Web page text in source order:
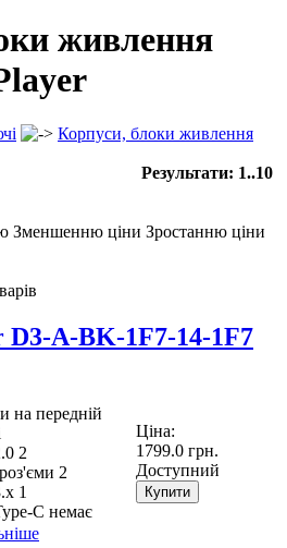
живлення
Корпуси, блоки живлення
Результати: 1..10
Зменшенню ціни Зростанню ціни
D3-A-BK-1F7-14-1F7
на передній
2
2
1
C немає
Ціна:
1799.0 грн.
Доступний
Купити